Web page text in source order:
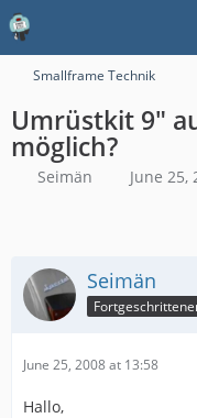
Smallframe Technik
Umrüstkit 9"
möglich?
Seimän June 25,
Seimän
June 25, 2008 at 13:58
Hallo,